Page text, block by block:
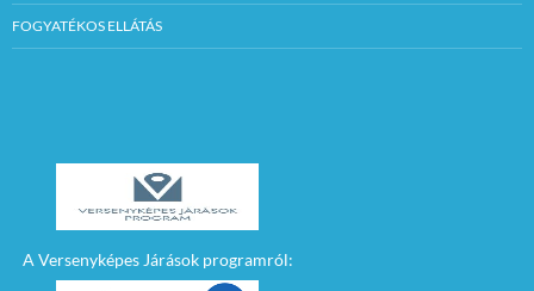
FOGYATÉKOS ELLÁTÁS
A Versenyképes Járások programról: